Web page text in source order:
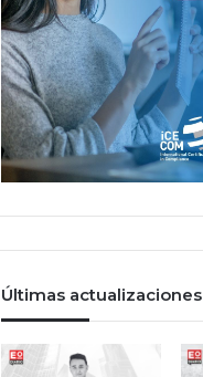
Últimas actualizaciones